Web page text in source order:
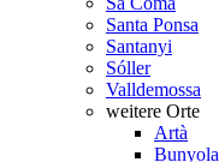
Santa Ponsa
Santanyi
Sóller
Valldemossa
weitere Orte
Artà
Bunyola